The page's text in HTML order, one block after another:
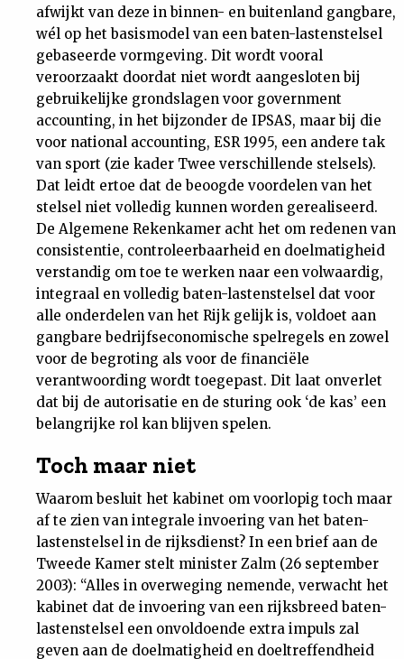
afwijkt van deze in binnen- en buitenland gangbare,
wél op het basismodel van een baten-lastenstelsel
gebaseerde vormgeving. Dit wordt vooral
veroorzaakt doordat niet wordt aangesloten bij
gebruikelijke grondslagen voor government
accounting, in het bijzonder de IPSAS, maar bij die
voor national accounting, ESR 1995, een andere tak
van sport (zie kader Twee verschillende stelsels).
Dat leidt ertoe dat de beoogde voordelen van het
stelsel niet volledig kunnen worden gerealiseerd.
De Algemene Rekenkamer acht het om redenen van
consistentie, controleerbaarheid en doelmatigheid
verstandig om toe te werken naar een volwaardig,
integraal en volledig baten-lastenstelsel dat voor
alle onderdelen van het Rijk gelijk is, voldoet aan
gangbare bedrijfseconomische spelregels en zowel
voor de begroting als voor de financiële
verantwoording wordt toegepast. Dit laat onverlet
dat bij de autorisatie en de sturing ook ‘de kas’ een
belangrijke rol kan blijven spelen.
Toch maar niet
Waarom besluit het kabinet om voorlopig toch maar
af te zien van integrale invoering van het baten-
lastenstelsel in de rijksdienst? In een brief aan de
Tweede Kamer stelt minister Zalm (26 september
2003): “Alles in overweging nemende, verwacht het
kabinet dat de invoering van een rijksbreed baten-
lastenstelsel een onvoldoende extra impuls zal
geven aan de doelmatigheid en doeltreffendheid